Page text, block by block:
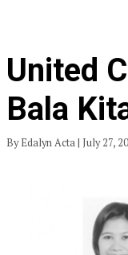
United
Bala
By Edalyn Acta | July 27,